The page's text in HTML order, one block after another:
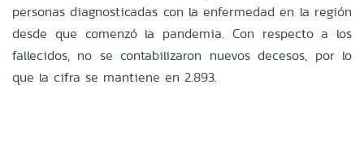
personas diagnosticadas con la enfermedad en la región
desde que comenzó la pandemia. Con respecto a los
fallecidos, no se contabilizaron nuevos decesos, por lo
que la cifra se mantiene en 2.893.